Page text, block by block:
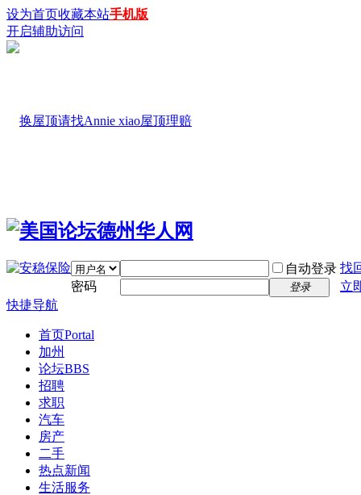
设为首页收藏本站手机版
开启辅助访问
自动登录 找
密码
登录
立
快捷导航
首页Portal
加州
论坛BBS
招聘
求职
汽车
房产
二手
热点新闻
生活服务